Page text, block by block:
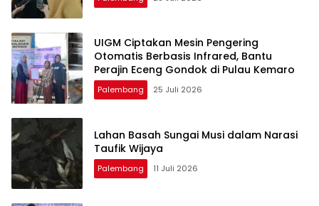
UIGM Ciptakan Mesin Pengering
Otomatis Berbasis Infrared, Bantu
Perajin Eceng Gondok di Pulau Kemaro
Palembang 25 Juli 2026
Lahan Basah Sungai Musi dalam Narasi
Taufik Wijaya
Palembang 11 Juli 2026